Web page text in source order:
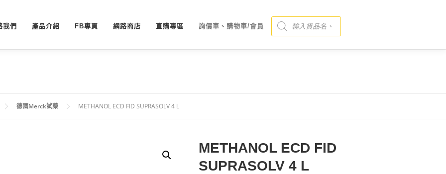
我們 產品介紹 FB專頁 網路商店 直購專區 詢價車、購物車/會員
Products search
德國Merck試藥 METHANOL ECD FID SUPRASOLV 4 L
METHANOL ECD FID
SUPRASOLV 4 L